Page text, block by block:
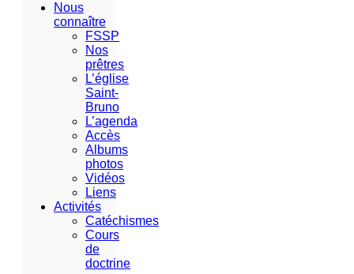
Nous
connaître
FSSP
Nos
prêtres
L’église
Saint-
Bruno
L’agenda
Accès
Albums
photos
Vidéos
Liens
Activités
Catéchismes
Cours
de
doctrine